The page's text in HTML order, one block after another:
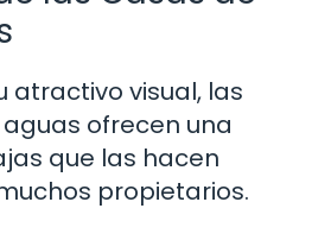
atractivo visual, las
ofrecen una
que las hacen
propietarios.